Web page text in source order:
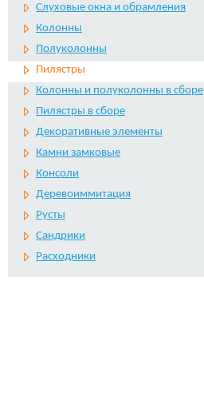
Слуховые окна и обрамления
Колонны
Полуколонны
Пилястры
Колонны и полуколонны в сборе
Пилястры в сборе
Декоративные элементы
Камни замковые
Консоли
Деревоиммитация
Русты
Сандрики
Расходники